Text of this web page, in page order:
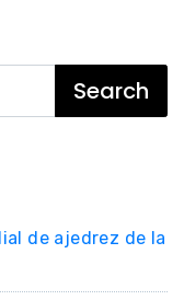
de ajedrez de la